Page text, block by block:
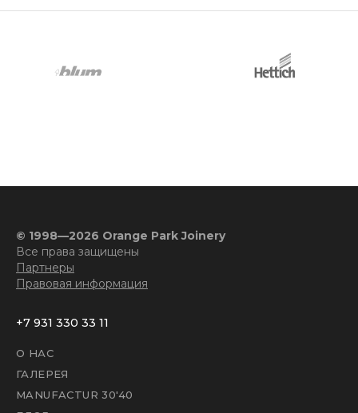
© 1998—2026 Orange Park Joinery
Все права защищены
Партнеры
Правовая информация
+7 931 330 33 11
О НАС
ГАЛЕРЕЯ
MANUFACTUR 30'40